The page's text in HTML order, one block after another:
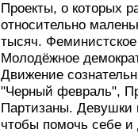
Проекты, о которых
относительно
тысяч.
Молодёжное
Движение
"Черный февраль",
Партизаны. Девушки
чтобы помочь себе